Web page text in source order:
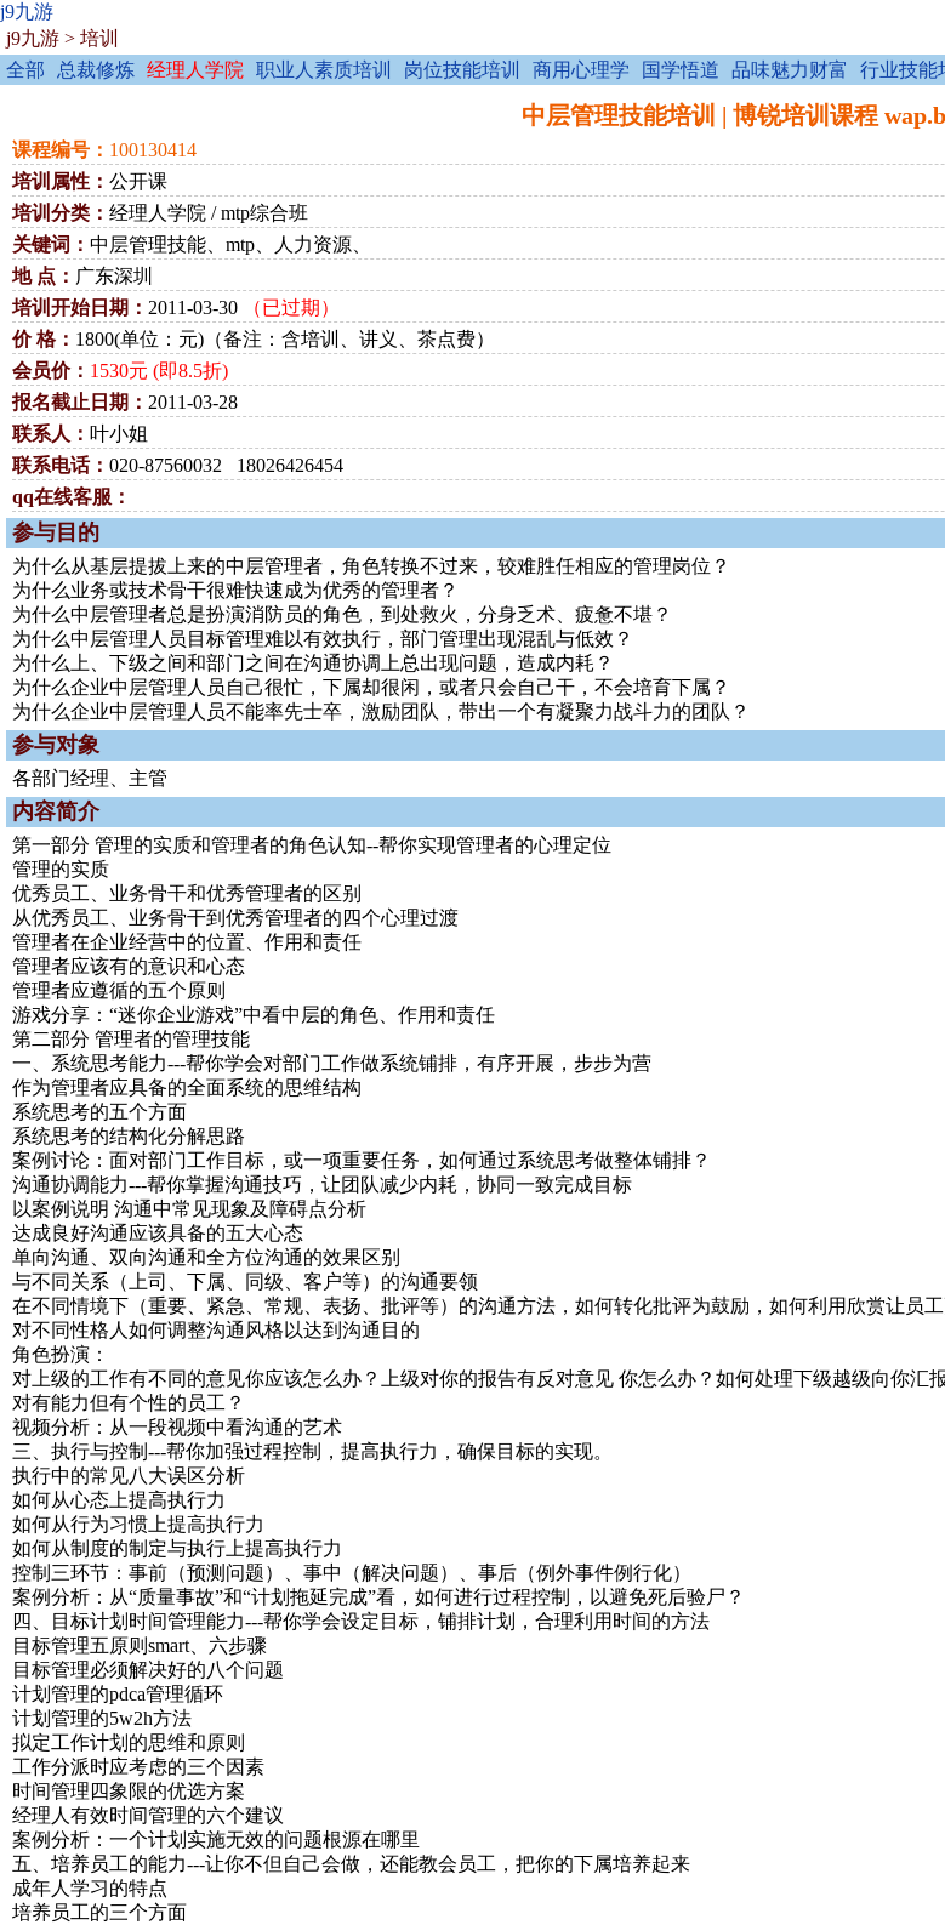
j9九游
j9九游 > 培训
全部
总裁修炼 经理人学院 职业人素质培训 岗位技能培训 商用心理学 国学悟道 品味魅力财富 行业技能
中层管理技能培训 | 博锐培训课程
课程编号： 100130414
培训属性： 公开课
培训分类： 经理人学院 / mtp综合班
关键词： 中层管理技能、mtp、人力资源、
地 点： 广东深圳
培训开始日期： 2011-03-30
（已过期）
价 格： 1800(单位：元)（备注：含培训、讲义、茶点费）
会员价： 1530元 (即8.5折)
报名截止日期： 2011-03-28
联系人： 叶小姐
联系电话： 020-87560032 18026426454
qq在线客服：
参与目的
为什么从基层提拔上来的中层管理者，角色转换不过来，较难胜任相应的管理岗位？
为什么业务或技术骨干很难快速成为优秀的管理者？
为什么中层管理者总是扮演消防员的角色，到处救火，分身乏术、疲惫不堪？
为什么中层管理人员目标管理难以有效执行，部门管理出现混乱与低效？
为什么上、下级之间和部门之间在沟通协调上总出现问题，造成内耗？
为什么企业中层管理人员自己很忙，下属却很闲，或者只会自己干，不会培育下属？
为什么企业中层管理人员不能率先士卒，激励团队，带出一个有凝聚力战斗力的团队？
参与对象
各部门经理、主管
内容简介
第一部分 管理的实质和管理者的角色认知--帮你实现管理者的心理定位
管理的实质
优秀员工、业务骨干和优秀管理者的区别
从优秀员工、业务骨干到优秀管理者的四个心理过渡
管理者在企业经营中的位置、作用和责任
管理者应该有的意识和心态
管理者应遵循的五个原则
游戏分享：“迷你企业游戏”中看中层的角色、作用和责任
第二部分 管理者的管理技能
一、系统思考能力---帮你学会对部门工作做系统铺排，有序开展，步步为营
作为管理者应具备的全面系统的思维结构
系统思考的五个方面
系统思考的结构化分解思路
案例讨论：面对部门工作目标，或一项重要任务，如何通过系统思考做整体铺排？
沟通协调能力---帮你掌握沟通技巧，让团队减少内耗，协同一致完成目标
以案例说明 沟通中常见现象及障碍点分析
达成良好沟通应该具备的五大心态
单向沟通、双向沟通和全方位沟通的效果区别
与不同关系（上司、下属、同级、客户等）的沟通要领
在不同情境下（重要、紧急、常规、表扬、批评等）的沟通方法，如何转化批评为鼓励，如何利用欣赏让员
对不同性格人如何调整沟通风格以达到沟通目的
角色扮演：
对上级的工作有不同的意见你应该怎么办？上级对你的报告有反对意见 你怎么办？如何处理下级越级向你
对有能力但有个性的员工？
视频分析：从一段视频中看沟通的艺术
三、执行与控制---帮你加强过程控制，提高执行力，确保目标的实现。
执行中的常见八大误区分析
如何从心态上提高执行力
如何从行为习惯上提高执行力
如何从制度的制定与执行上提高执行力
控制三环节：事前（预测问题）、事中（解决问题）、事后（例外事件例行化）
案例分析：从“质量事故”和“计划拖延完成”看，如何进行过程控制，以避免死后验尸？
四、目标计划时间管理能力---帮你学会设定目标，铺排计划，合理利用时间的方法
目标管理五原则smart、六步骤
目标管理必须解决好的八个问题
计划管理的pdca管理循环
计划管理的5w2h方法
拟定工作计划的思维和原则
工作分派时应考虑的三个因素
时间管理四象限的优选方案
经理人有效时间管理的六个建议
案例分析：一个计划实施无效的问题根源在哪里
五、培养员工的能力---让你不但自己会做，还能教会员工，把你的下属培养起来
成年人学习的特点
培养员工的三个方面